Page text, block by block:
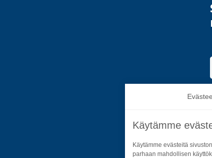
Käytämme
Käytämme evästeitä
parhaan mahdollisen